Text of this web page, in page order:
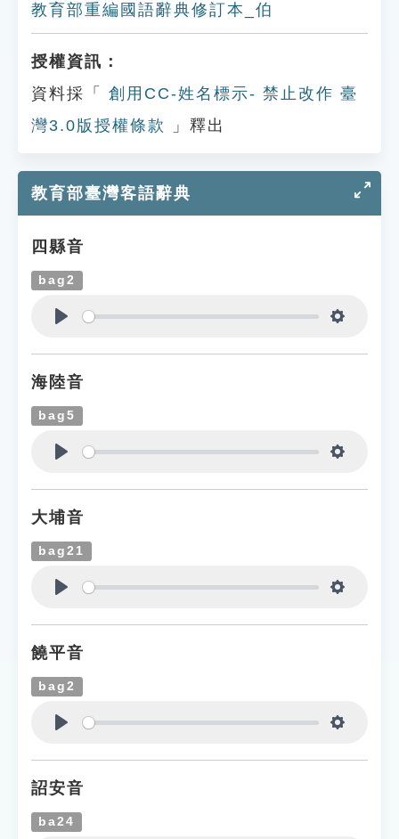
教育部重編國語辭典修訂本_伯
授權資訊：
資料採「
創用CC-姓名標示- 禁止改作 臺
灣3.0版授權條款
」釋出
教育部臺灣客語辭典
四縣音
bag2
海陸音
bag5
大埔音
bag21
饒平音
bag2
詔安音
ba24